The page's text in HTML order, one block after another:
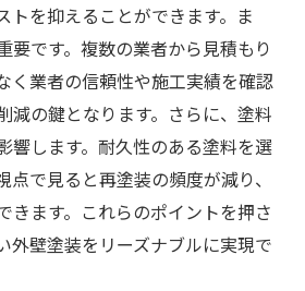
検査と確認事項
ブルとその対策
者の見極め方
を抑えつつ耐久性を確保する方
た塗料の選び方
処理の重要性
テナンスの方法
トを抑えることができます。ま
要です。複数の業者から見積もり
く業者の信頼性や施工実績を確認
減の鍵となります。さらに、塗料
響します。耐久性のある塗料を選
で見ると再塗装の頻度が減り、
きます。これらのポイントを押さ
外壁塗装をリーズナブルに実現で